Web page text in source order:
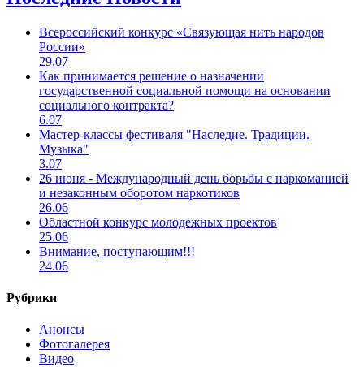
Всероссийский конкурс «Связующая нить народов
России»
29.07
Как принимается решение о назначении
государственной социальной помощи на основании
социального контракта?
6.07
Мастер-классы фестиваля "Наследие. Традиции.
Музыка"
3.07
26 июня - Международный день борьбы с наркоманией
и незаконным оборотом наркотиков
26.06
Областной конкурс молодежных проектов
25.06
Внимание, поступающим!!!
24.06
Рубрики
Анонсы
Фотогалерея
Видео